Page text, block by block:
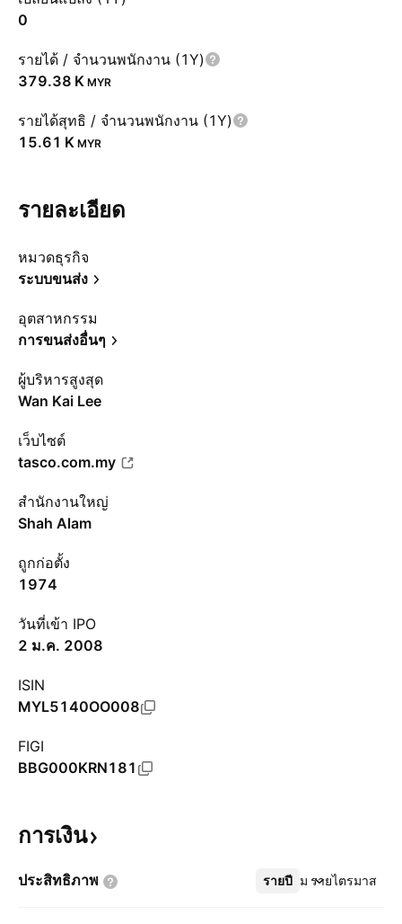
0
รายได้ / จำนวนพนักงาน (1Y)
‪379.38 K‬ MYR
รายได้สุทธิ / จำนวนพนักงาน (1Y)
‪15.61 K‬ MYR
รายละเอียด
หมวดธุรกิจ
ระบบขนส่ง
อุตสาหกรรม
การขนส่งอื่นๆ
ผู้บริหารสูงสุด
Wan Kai Lee
เว็บไซต์
tasco.com.my
สำนักงานใหญ่
Shah Alam
ถูกก่อตั้ง
1974
วันที่เข้า IPO
2 ม.ค. 2008
ISIN
MYL5140OO008
FIGI
BBG000KRN181
การเงิน
ประสิทธิภาพ รายปี รายไตรมาส
เพิ่มเติม